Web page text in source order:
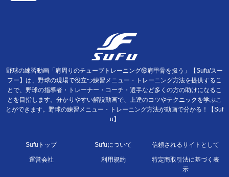
野球の練習動画「肩周りのチューブトレーニング⑯肩甲骨を扱う」【Sufu/スー
フー】は、野球の現場で役立つ練習メニュー・トレーニング方法を提供するこ
とで、野球の指導者・トレーナー・コーチ・選手など多くの方の助けになるこ
とを目指します。分かりやすい解説動画で、上達のコツやテクニックを学ぶこ
とができます。野球の練習メニュー・トレーニング方法が動画で分かる！【Suf
u】
Sufuトップ Sufuについて 信頼されるサイトとして
運営会社 利用規約
特定商取引法に基づく表
示